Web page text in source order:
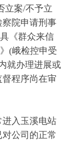
立案/不予立
院申请刑事
《群众来信
(峨检控申受
就办理进展或
程序尚在审
入玉溪电站
公司的正常